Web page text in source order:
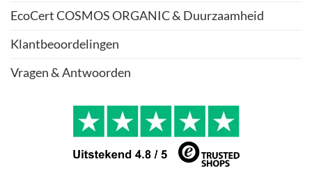
EcoCert COSMOS ORGANIC & Duurzaamheid
Klantbeoordelingen
Vragen & Antwoorden